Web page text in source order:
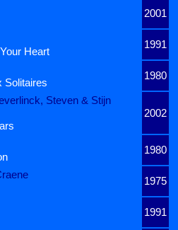
2001
1991
Heart
1980
Solitaires
Steven & Stijn
2002
1980
1975
1991